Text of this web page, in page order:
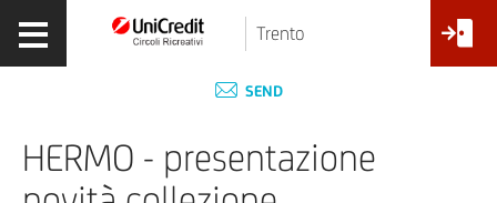
Trento
SEND
HERMO - presentazione